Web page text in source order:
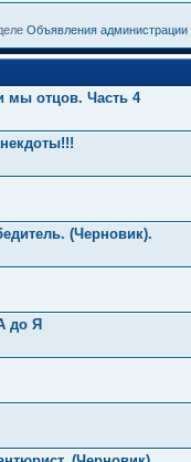
Объявления администрации
мы отцов. Часть 4
(Черновик).
до Я